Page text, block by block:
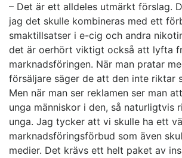
– Det är ett alldeles utmärkt förslag.
jag det skulle kombineras med ett
smaktillsatser i e-cig och andra
det är oerhört viktigt också att lyfta
marknadsföringen. När man pratar
försäljare säger de att den inte riktar
Men när man ser reklamen ser man
unga människor i den, så naturligtvis
unga. Jag tycker att vi skulle ha ett
marknadsföringsförbud som även
medier. Det krävs ett helt paket av